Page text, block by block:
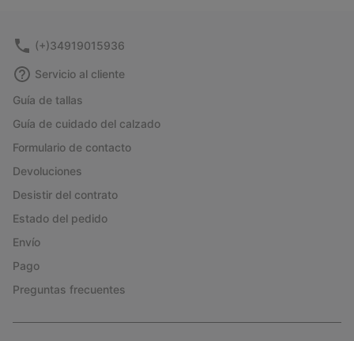
(+)34919015936
Servicio al cliente
Guía de tallas
Guía de cuidado del calzado
Formulario de contacto
Devoluciones
Desistir del contrato
Estado del pedido
Envío
Pago
Preguntas frecuentes